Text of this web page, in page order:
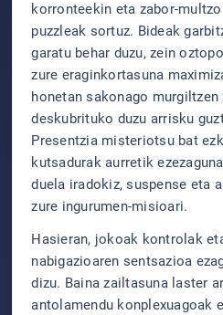
korronteekin eta zabor-
puzzleak sortuz. Bideak
garatu behar duzu, zein
zure eraginkortasuna
honetan sakonago murgiltzen
deskubrituko duzu arrisku
Presentzia misteriotsu bat
kutsadurak aurretik
duela iradokiz, suspense eta
zure ingurumen-misioari.
Hasieran, jokoak kontrolak
nabigazioaren sentsazioa
dizu. Baina zailtasuna laster
antolamendu konplexuagoak